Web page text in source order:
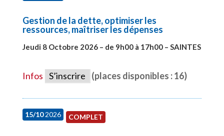
Gestion de la dette, optimiser les
ressources, maîtriser les dépenses
Jeudi 8 Octobre 2026 – de 9h00 à 17h00 – SAINTES
Infos S’inscrire (places disponibles : 16)
15/102026 COMPLET